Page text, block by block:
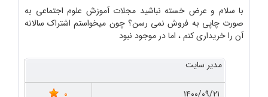
با سلام و عرض خسته نباشید مجلات آموزش علوم اجتماعی به
صورت چاپی به فروش نمی رسن؟ چون میخواستم اشتراک سالانه
آن را خریداری کنم ، اما در موجود نبود
مدیر سایت
۱۴۰۰/۰۹/۲۱
0